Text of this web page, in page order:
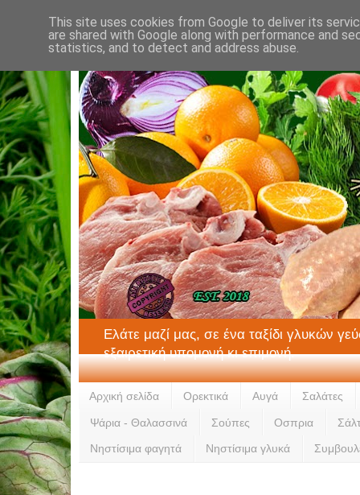
Ελάτε μαζί μας, σε ένα ταξίδι γλυκών
εξαιρετική υπομονή κι επιμονή.
Αρχική σελίδα Ορεκτικά Αυγά Σαλάτες
Ψάρια - Θαλασσινά Σούπες Οσπρια
Νηστίσιμα φαγητά Νηστίσιμα γλυκά
This site uses cookies from Google to deliver its
are shared with Google along with performance and
statistics, and to detect and address abuse.